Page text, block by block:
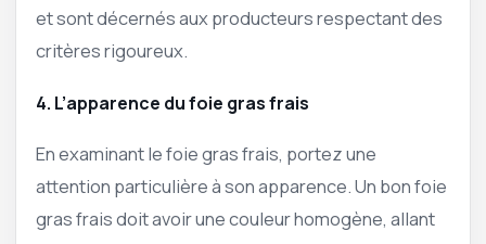
et sont décernés aux producteurs respectant des
critères rigoureux.
4. L’apparence du foie gras frais
En examinant le foie gras frais, portez une
attention particulière à son apparence. Un bon foie
gras frais doit avoir une couleur homogène, allant